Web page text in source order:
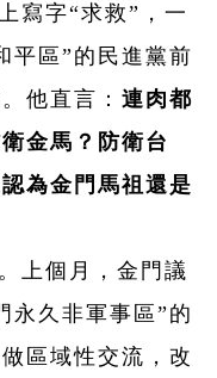
寫字“求救”，一
平區”的民進黨前
他直言： 連肉都
金馬？防衛台
為金門馬祖還是
上個月，金門議
永久非軍事區”的
區域性交流，改